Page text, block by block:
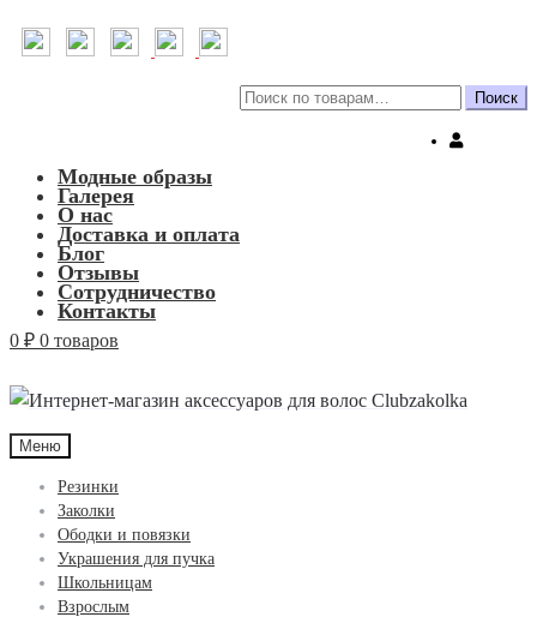
Искать: Поиск
Модные образы
Галерея
О нас
Доставка и оплата
Блог
Отзывы
Сотрудничество
Контакты
0 ₽ 0 товаров
Меню
Резинки
Заколки
Ободки и повязки
Украшения для пучка
Школьницам
Взрослым